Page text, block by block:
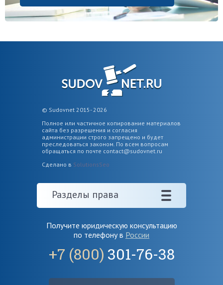
© Sudovnet 2015- 2026
Полное или частичное копирование материалов
сайта без разрешения и согласия
администрации строго запрещено и будет
преследоваться законом. По всем вопросам
обращаться по почте contact@sudovnet.ru
Сделано в SolutionsSeo
Разделы права
Получите юридическую консультацию
по телефону в России
+7 (800) 301-76-38